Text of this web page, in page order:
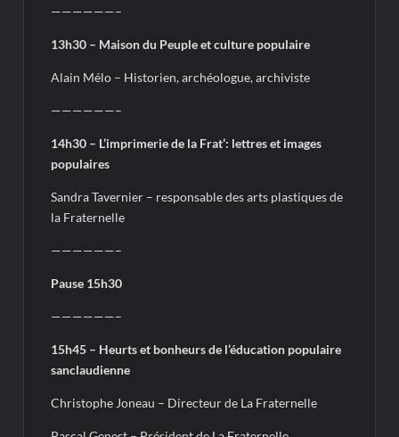
——————–
13h30 – Maison du Peuple et culture populaire
Alain Mélo – Historien, archéologue, archiviste
——————–
14h30 – L’imprimerie de la Frat’: lettres et images
populaires
Sandra Tavernier – responsable des arts plastiques de
la Fraternelle
——————–
Pause 15h30
——————–
15h45 – Heurts et bonheurs de l’éducation populaire
sanclaudienne
Christophe Joneau – Directeur de La Fraternelle